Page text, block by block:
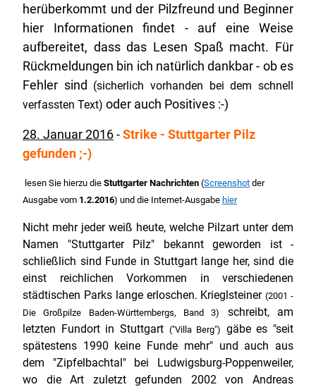
herüberkommt und der Pilzfreund und Beginner
hier Informationen findet - auf eine Weise
aufbereitet, dass das Lesen Spaß macht. Für
Rückmeldungen bin ich natürlich dankbar - ob es
Fehler sind (sicherlich vorhanden bei dem schnell
verfassten Text) oder auch Positives :-)
28. Januar 2016-Strike - Stuttgarter Pilz
gefunden ;-)
lesen Sie hierzu die Stuttgarter Nachrichten (Screenshot der
Ausgabe vom 1.2.2016) und die Internet-Ausgabe hier
Nicht mehr jeder weiß heute, welche Pilzart unter dem
Namen "Stuttgarter Pilz" bekannt geworden ist -
schließlich sind Funde in Stuttgart lange her, sind die
einst reichlichen Vorkommen in verschiedenen
städtischen Parks lange erloschen. Krieglsteiner(2001 -
Die Großpilze Baden-Württembergs, Band 3)
schreibt, am
letzten Fundort in Stuttgart ("Villa Berg") gäbe es "seit
spätestens 1990 keine Funde mehr" und auch aus
dem "Zipfelbachtal" bei Ludwigsburg-Poppenweiler,
wo die Art zuletzt gefunden 2002 von Andreas